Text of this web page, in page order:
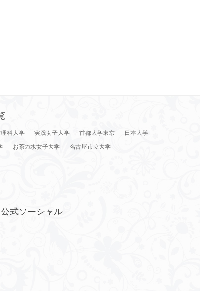
科大学 実践女子大学 首都大学東京
日本大学
お茶の水女子大学
名古屋市立大学
式ソーシャル